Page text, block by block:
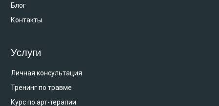
Блог
Контакты
Услуги
Личная консультация
Тренинг по травме
Курс по арт-терапии